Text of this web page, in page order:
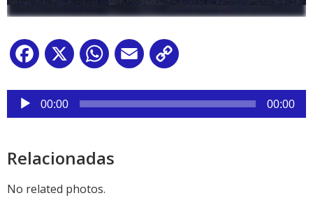
Facebook
X WhatsApp
Email
Reproductor
audio
00:00 00:00
Relacionadas
No related photos.